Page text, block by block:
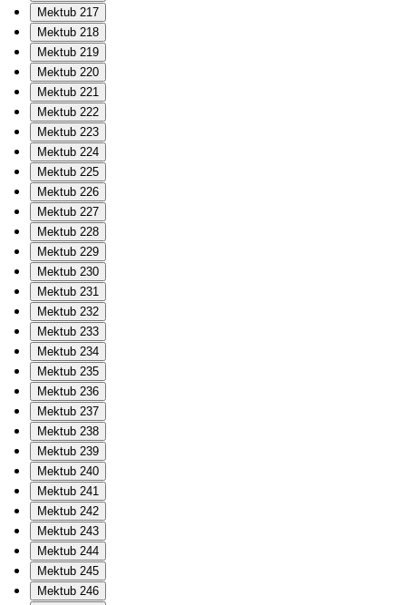
Mektub 217
Mektub 218
Mektub 219
Mektub 220
Mektub 221
Mektub 222
Mektub 223
Mektub 224
Mektub 225
Mektub 226
Mektub 227
Mektub 228
Mektub 229
Mektub 230
Mektub 231
Mektub 232
Mektub 233
Mektub 234
Mektub 235
Mektub 236
Mektub 237
Mektub 238
Mektub 239
Mektub 240
Mektub 241
Mektub 242
Mektub 243
Mektub 244
Mektub 245
Mektub 246